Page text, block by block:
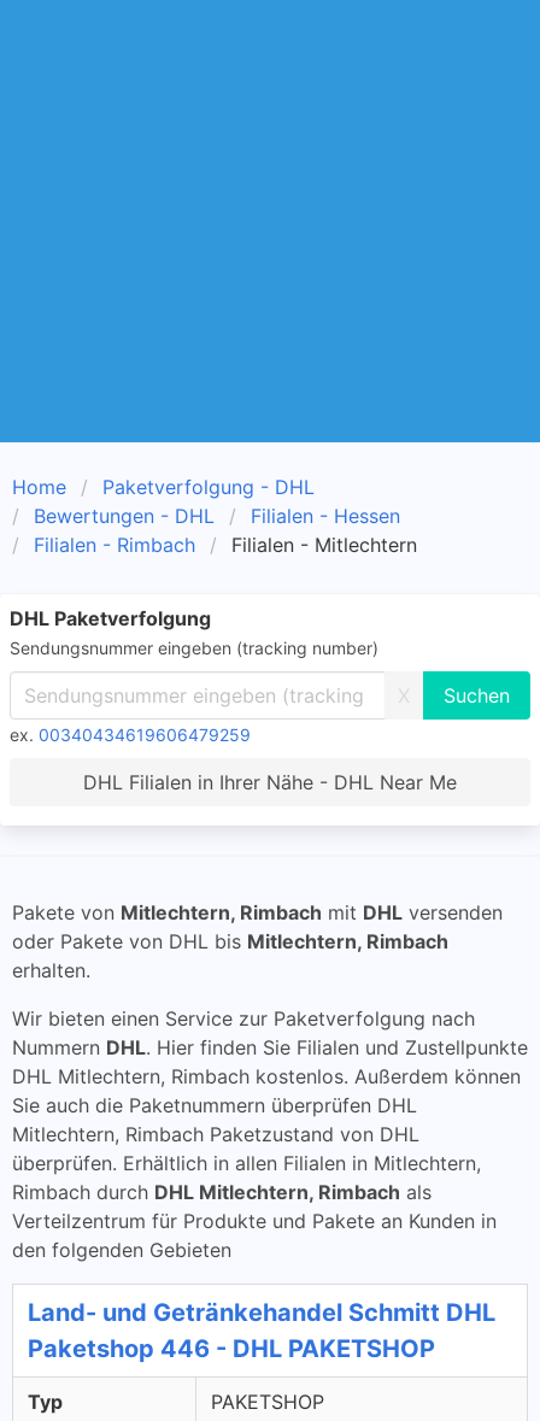
Home
Paketverfolgung - DHL
Bewertungen - DHL
Filialen - Hessen
Filialen - Rimbach
Filialen - Mitlechtern
DHL Paketverfolgung
Sendungsnummer eingeben (tracking number)
X
ex. 00340434619606479259
DHL Filialen in Ihrer Nähe - DHL Near Me
Pakete von Mitlechtern, Rimbach mit DHL versenden
oder Pakete von DHL bis Mitlechtern, Rimbach
erhalten.
Wir bieten einen Service zur Paketverfolgung nach
Nummern DHL. Hier finden Sie Filialen und Zustellpunkte
DHL Mitlechtern, Rimbach kostenlos. Außerdem können
Sie auch die Paketnummern überprüfen DHL
Mitlechtern, Rimbach Paketzustand von DHL
überprüfen. Erhältlich in allen Filialen in Mitlechtern,
Rimbach durch DHL Mitlechtern, Rimbach als
Verteilzentrum für Produkte und Pakete an Kunden in
den folgenden Gebieten
Land- und Getränkehandel Schmitt DHL
Paketshop 446 - DHL PAKETSHOP
Typ PAKETSHOP